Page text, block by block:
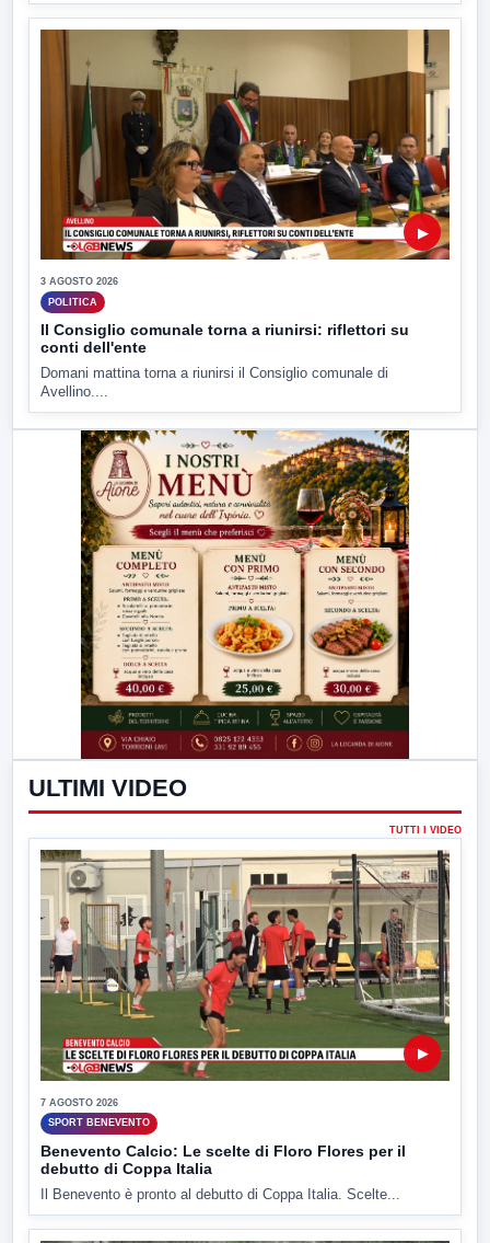
▶
3 AGOSTO 2026
POLITICA
Il Consiglio comunale torna a riunirsi: riflettori su
conti dell'ente
Domani mattina torna a riunirsi il Consiglio comunale di
Avellino....
ULTIMI VIDEO
TUTTI I VIDEO
▶
7 AGOSTO 2026
SPORT BENEVENTO
Benevento Calcio: Le scelte di Floro Flores per il
debutto di Coppa Italia
Il Benevento è pronto al debutto di Coppa Italia. Scelte...